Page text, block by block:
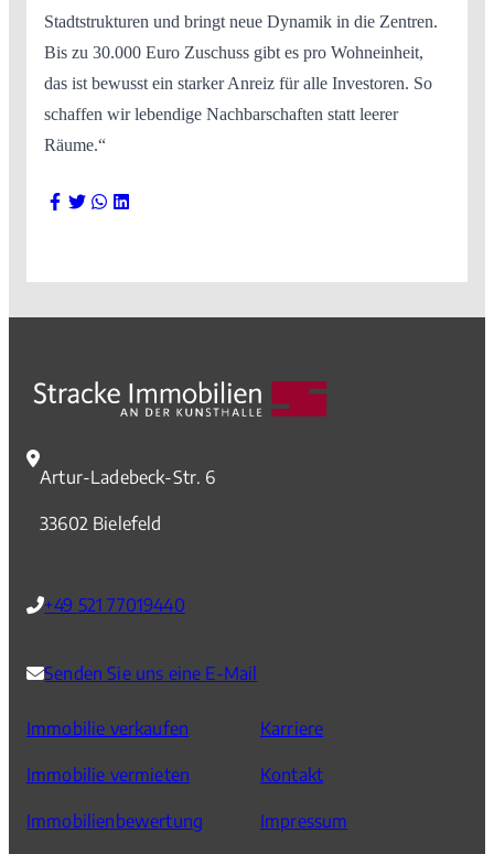
Stadtstrukturen und bringt neue Dynamik in die Zentren.
Bis zu 30.000 Euro Zuschuss gibt es pro Wohneinheit,
das ist bewusst ein starker Anreiz für alle Investoren. So
schaffen wir lebendige Nachbarschaften statt leerer
Räume.“
Artur-Ladebeck-Str. 6
33602 Bielefeld
+49 521 77019440
Senden Sie uns eine E-Mail
Immobilie verkaufen
Immobilie vermieten
Immobilienbewertung
Karriere
Kontakt
Impressum